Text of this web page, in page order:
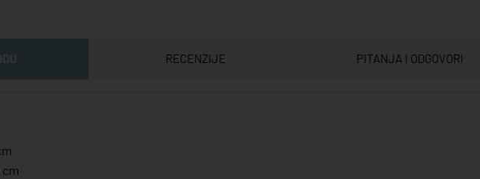
RECENZIJE PITANJA I ODGOVORI
cm